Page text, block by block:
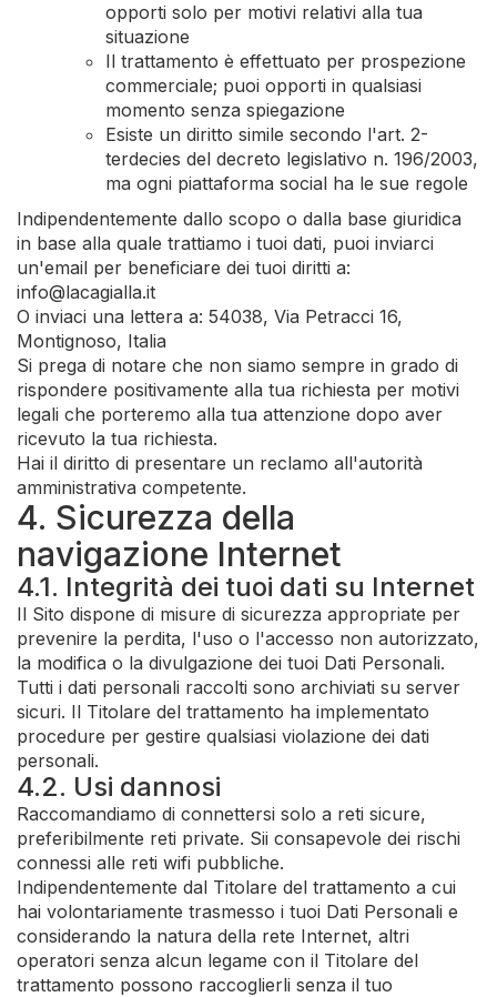
opporti solo per motivi relativi alla tua
situazione
Il trattamento è effettuato per prospezione
commerciale; puoi opporti in qualsiasi
momento senza spiegazione
Esiste un diritto simile secondo l'art. 2-
terdecies del decreto legislativo n. 196/2003,
ma ogni piattaforma social ha le sue regole
Indipendentemente dallo scopo o dalla base giuridica
in base alla quale trattiamo i tuoi dati, puoi inviarci
un'email per beneficiare dei tuoi diritti a:
info@lacagialla.it
O inviaci una lettera a: 54038, Via Petracci 16,
Montignoso, Italia
Si prega di notare che non siamo sempre in grado di
rispondere positivamente alla tua richiesta per motivi
legali che porteremo alla tua attenzione dopo aver
ricevuto la tua richiesta.
Hai il diritto di presentare un reclamo all'autorità
amministrativa competente.
4. Sicurezza della
navigazione Internet
4.1. Integrità dei tuoi dati su Internet
Il Sito dispone di misure di sicurezza appropriate per
prevenire la perdita, l'uso o l'accesso non autorizzato,
la modifica o la divulgazione dei tuoi Dati Personali.
Tutti i dati personali raccolti sono archiviati su server
sicuri. Il Titolare del trattamento ha implementato
procedure per gestire qualsiasi violazione dei dati
personali.
4.2. Usi dannosi
Raccomandiamo di connettersi solo a reti sicure,
preferibilmente reti private. Sii consapevole dei rischi
connessi alle reti wifi pubbliche.
Indipendentemente dal Titolare del trattamento a cui
hai volontariamente trasmesso i tuoi Dati Personali e
considerando la natura della rete Internet, altri
operatori senza alcun legame con il Titolare del
trattamento possono raccoglierli senza il tuo